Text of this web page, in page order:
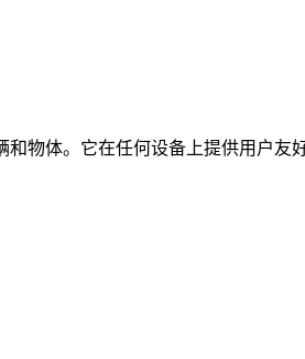
物体。它在任何设备上提供用户